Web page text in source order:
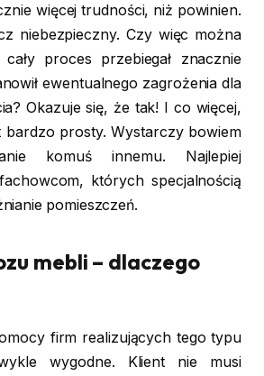
więcej trudności, niż powinien.
niebezpieczny. Czy więc można
proces przebiegał znacznie
ewentualnego zagrożenia dla
Okazuje się, że tak! I co więcej,
bardzo prosty. Wystarczy bowiem
komuś innemu. Najlepiej
których specjalnością
pomieszczeń.
mebli – dlaczego
firm realizujących tego typu
wygodne. Klient nie musi